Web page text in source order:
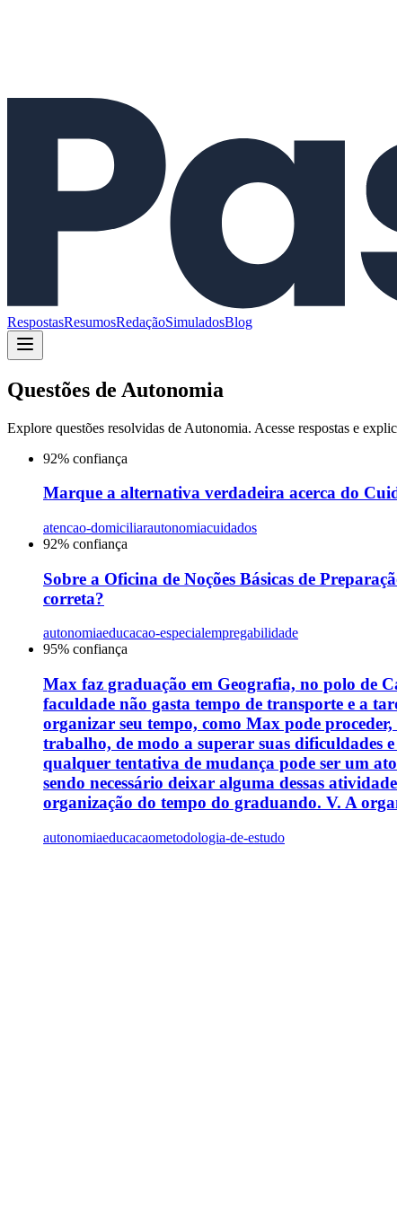
RespostasResumosRedaçãoSimuladosBlog
Questões de Autonomia
Explore questões resolvidas de Autonomia. Acesse respostas e
92% confiança
Marque a alternativa verdadeira acerca do
atencao-domiciliarautonomiacuidados
92% confiança
Sobre a Oficina de Noções Básicas de
correta?
autonomiaeducacao-especialempregabilidade
95% confiança
Max faz graduação em Geografia, no polo de
faculdade não gasta tempo de transporte e a
organizar seu tempo, como Max pode
trabalho, de modo a superar suas dificuldades
qualquer tentativa de mudança pode ser um
sendo necessário deixar alguma dessas
organização do tempo do graduando. V. A
autonomiaeducacaometodologia-de-estudo